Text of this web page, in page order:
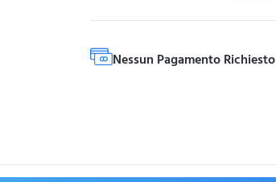
Nessun Pagamento Richiesto